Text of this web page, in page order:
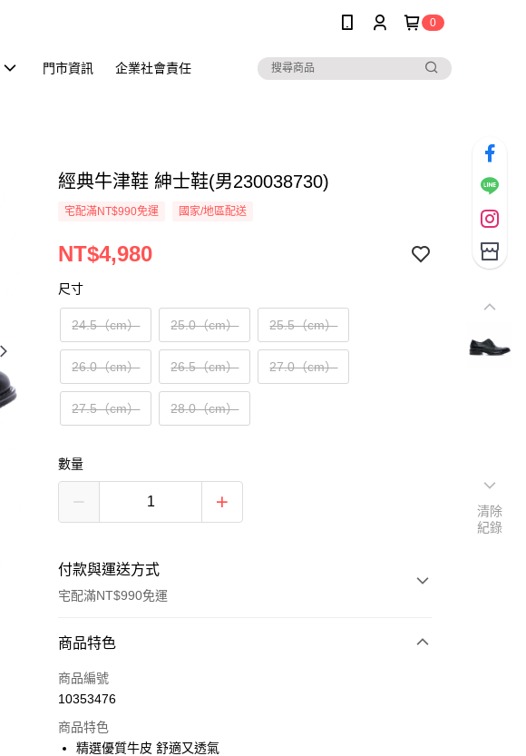
0
門市資訊 企業社會責任
經典牛津鞋 紳士鞋(男230038730)
宅配滿NT$990免運 國家/地區配送
NT$4,980
尺寸
24.5（cm） 25.0（cm） 25.5（cm）
26.0（cm） 26.5（cm） 27.0（cm）
27.5（cm） 28.0（cm）
數量
付款與運送方式
宅配滿NT$990免運
付款方式
信用卡一次付款
Apple Pay
商品特色
商品編號
10353476
商品特色
精選優質牛皮 舒適又透氣
清除
紀錄